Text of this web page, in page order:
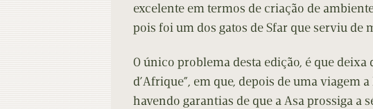
excelente em termos de criação de
pois foi um dos gatos de Sfar que serviu de
O único problema desta edição, é que deixa
d’Afrique”, em que, depois de uma viagem
havendo garantias de que a Asa prossiga a